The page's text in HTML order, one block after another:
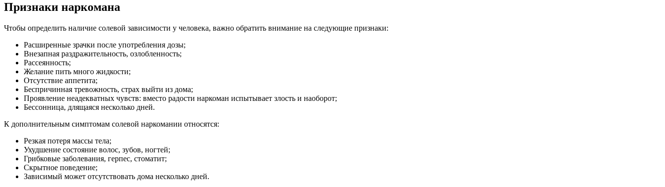
Признаки наркомана
Чтобы определить наличие солевой зависимости у человека, важно обратить внимание на следующие признаки:
Расширенные зрачки после употребления дозы;
Внезапная раздражительность, озлобленность;
Рассеянность;
Желание пить много жидкости;
Отсутствие аппетита;
Беспричинная тревожность, страх выйти из дома;
Проявление неадекватных чувств: вместо радости наркоман испытывает злость и наоборот;
Бессонница, длящаяся несколько дней.
К дополнительным симптомам солевой наркомании относятся:
Резкая потеря массы тела;
Ухудшение состояние волос, зубов, ногтей;
Грибковые заболевания, герпес, стоматит;
Скрытное поведение;
Зависимый может отсутствовать дома несколько дней.